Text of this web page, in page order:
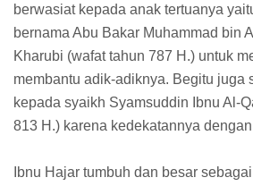
berwasiat kepada anak tertuanya
bernama Abu Bakar Muhammad bin
Kharubi (wafat tahun 787 H.) untuk
membantu adik-adiknya. Begitu juga
kepada syaikh Syamsuddin Ibnu Al-
813 H.) karena kedekatannya
Ibnu Hajar tumbuh dan besar